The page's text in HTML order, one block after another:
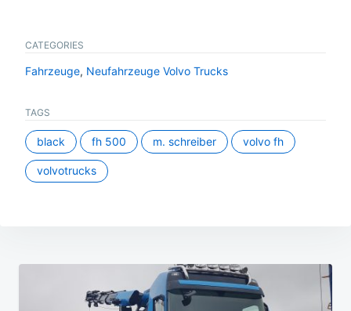
CATEGORIES
Fahrzeuge, Neufahrzeuge Volvo Trucks
TAGS
black fh 500 m. schreiber volvo fh
volvotrucks
Beitragsnavigation